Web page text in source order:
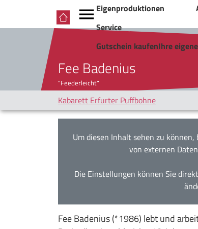
Eigenproduktionen
Service
Gutschein kaufenIhre
Fee Badenius
"Feederleicht"
Kabarett Erfurter Puffbohne
Um diesen Inhalt sehen zu
von externen
Die Einstellungen können Sie
Fee Badenius (*1986) lebt und